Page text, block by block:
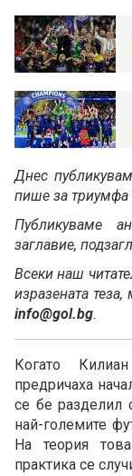
Днес
пише за
Публикуваме
заглавие,
Всеки наш
изразената
info@gol.bg.
Когато
предричаха
се бе
най-големите
На теория
практика се